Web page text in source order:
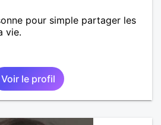
pour simple partager les
vie.
Voir le profil